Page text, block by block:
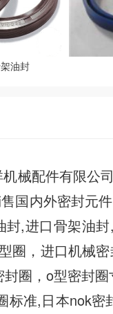
油封
械配件有限公
国内外密封元
封,进口骨架油
圈，进口机械
圈，o型密封
标准,日本nok